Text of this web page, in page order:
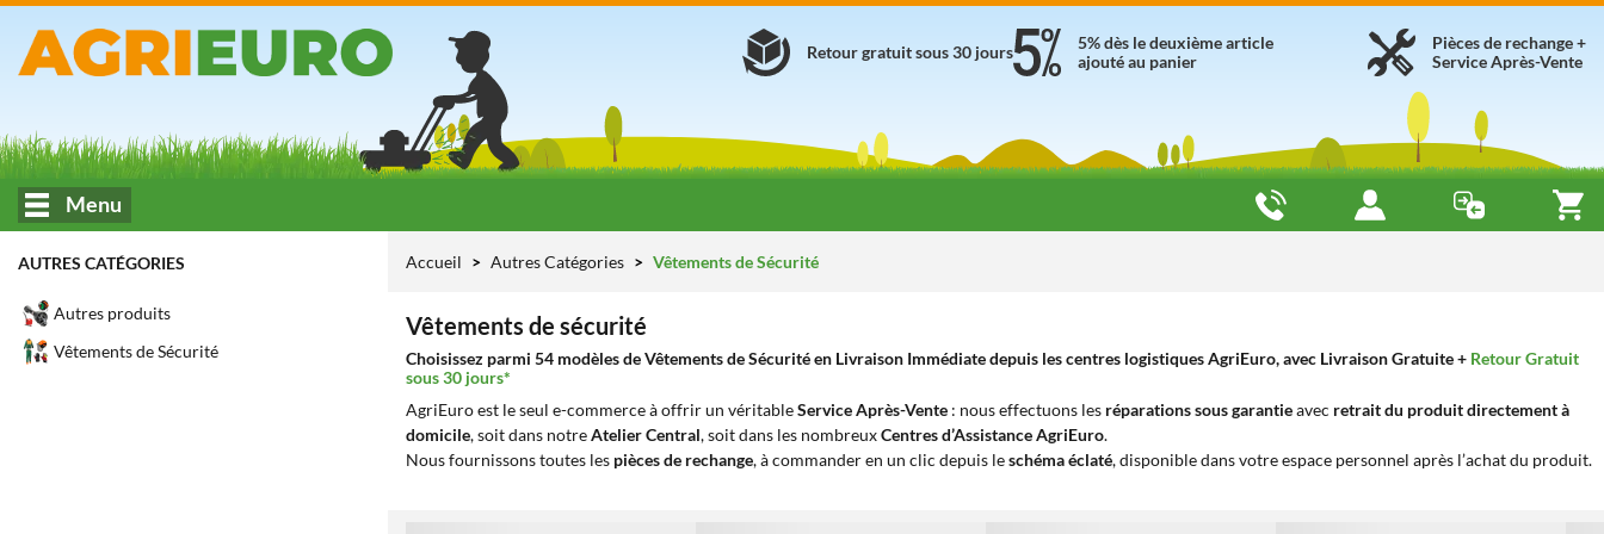
Pièces de rechange +
Service Après-Vente
5% dès le deuxième article
ajouté au panier
Retour gratuit sous 30 jours
Menu
AUTRES CATÉGORIES
Autres produits
Vêtements de Sécurité
Accueil Autres Catégories Vêtements de Sécurité
Vêtements de sécurité
Choisissez parmi 54 modèles de Vêtements de Sécurité en Livraison Immédiate depuis les centres logistiques AgriEuro, avec Livraison Gratuite + Retour Gratuit
sous 30 jours*
AgriEuro est le seul e-commerce à offrir un véritableService Après-Vente : nous effectuons les réparations sous garantieavec retrait du produit directement à
domicile, soit dans notreAtelier Central, soit dans les nombreuxCentres d’Assistance AgriEuro.
Nous fournissons toutes les pièces de rechange, à commander en un clic depuis leschéma éclaté, disponible dans votre espace personnel après l’achat du produit.